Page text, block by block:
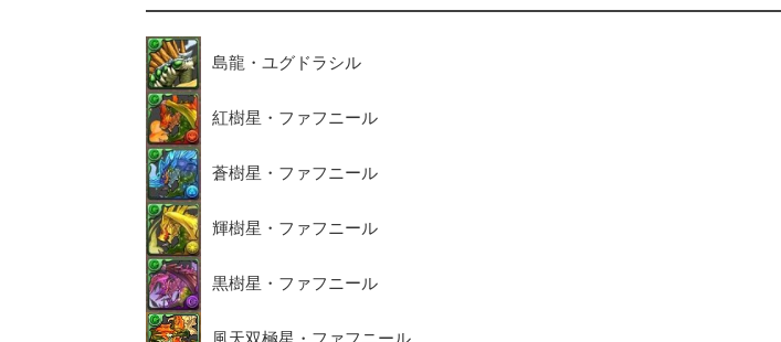
島龍・ユグドラシル
紅樹星・ファフニール
蒼樹星・ファフニール
輝樹星・ファフニール
黒樹星・ファフニール